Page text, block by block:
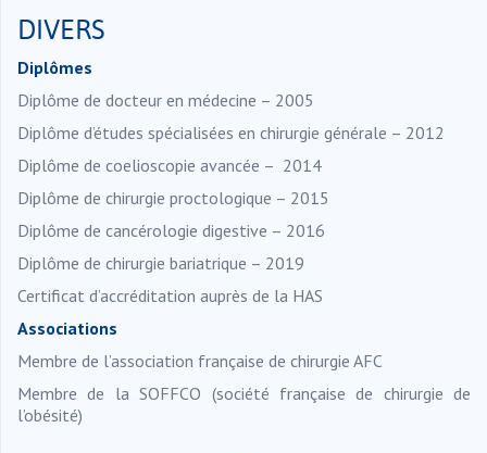
DIVERS
Diplômes
Diplôme de docteur en médecine – 2005
Diplôme d’études spécialisées en chirurgie générale – 2012
Diplôme de coelioscopie avancée – 2014
Diplôme de chirurgie proctologique – 2015
Diplôme de cancérologie digestive – 2016
Diplôme de chirurgie bariatrique – 2019
Certificat d’accréditation auprès de la HAS
Associations
Membre de l’association française de chirurgie AFC
Membre de la SOFFCO (société française de chirurgie de
l’obésité)